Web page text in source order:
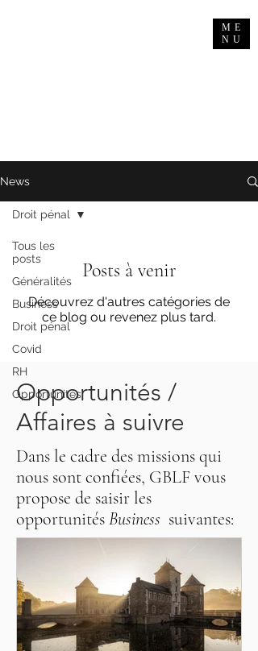
ME
NU
News
Tous les
posts
Généralités
Business
Droit pénal
Covid
RH
Opportunités
Droit pénal
Posts à venir
Découvrez d'autres catégories de
ce blog ou revenez plus tard.
Opportunités /
Affaires à suivre
Dans le cadre des missions qui
nous sont confiées, GBLF vous
propose de saisir les
opportunitésBusiness suivantes: